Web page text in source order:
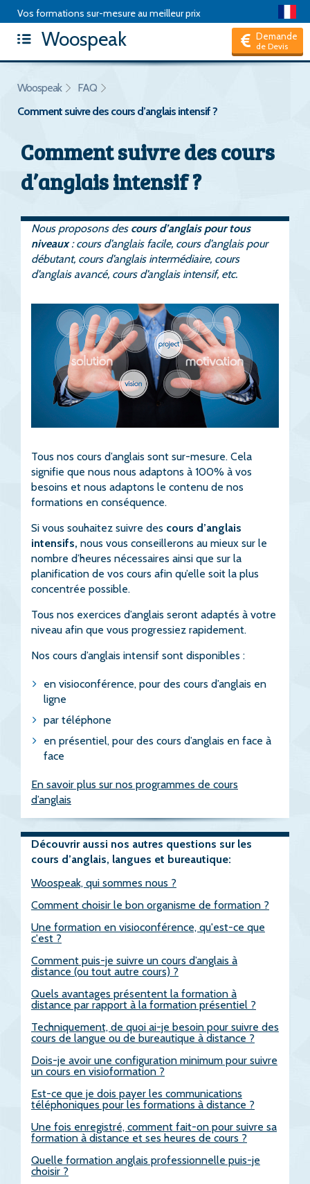
Vos formations sur-mesure au meilleur prix
Articles | Package de formation
|
Hors CPF, je suis un Particulier
Woospeak Demande
de Devis
Woospeak
FAQ
Comment suivre des cours d’anglais intensif ?
Comment suivre des cours
d’anglais intensif ?
Nous proposons des cours d’anglais pour tous
niveaux: cours d’anglais facile, cours d’anglais pour
débutant, cours d’anglais intermédiaire, cours
d’anglais avancé, cours d’anglais intensif, etc.
Tous nos cours d’anglais sont sur-mesure. Cela
signifie que nous nous adaptons à 100% à vos
besoins et nous adaptons le contenu de nos
formations en conséquence.
Si vous souhaitez suivre des cours d’anglais
intensifs, nous vous conseillerons au mieux sur le
nombre d’heures nécessaires ainsi que sur la
planification de vos cours afin qu’elle soit la plus
concentrée possible.
Tous nos exercices d’anglais seront adaptés à votre
niveau afin que vous progressiez rapidement.
Nos cours d’anglais intensif sont disponibles :
en visioconférence, pour des cours d’anglais en
ligne
par téléphone
en présentiel, pour des cours d’anglais en face à
face
En savoir plus sur nos programmes de cours
d’anglais
Découvrir aussi nos autres questions sur les
cours d’anglais, langues et bureautique:
Woospeak, qui sommes nous ?
Comment choisir le bon organisme de formation ?
Une formation en visioconférence, qu'est-ce que
c'est ?
Comment puis-je suivre un cours d’anglais à
distance (ou tout autre cours) ?
Quels avantages présentent la formation à
distance par rapport à la formation présentiel ?
Techniquement, de quoi ai-je besoin pour suivre des
cours de langue ou de bureautique à distance ?
Dois-je avoir une configuration minimum pour suivre
un cours en visioformation ?
Est-ce que je dois payer les communications
téléphoniques pour les formations à distance ?
Une fois enregistré, comment fait-on pour suivre sa
formation à distance et ses heures de cours ?
Quelle formation anglais professionnelle puis-je
choisir ?